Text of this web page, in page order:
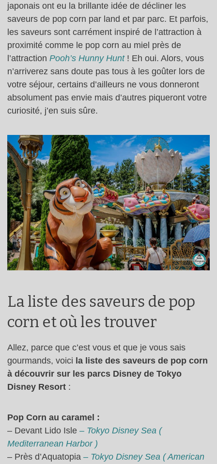
japonais ont eu la brillante idée de décliner les
saveurs de pop corn par land et par parc. Et parfois,
les saveurs sont carrément inspiré de l’attraction à
proximité comme le pop corn au miel près de
l’attraction Pooh’s Hunny Hunt! Eh oui. Alors, vous
n’arriverez sans doute pas tous à les goûter lors de
votre séjour, certains d’ailleurs ne vous donneront
absolument pas envie mais d’autres piqueront votre
curiosité, j’en suis sûre.
La liste des saveurs de pop
corn et où les trouver
Allez, parce que c’est vous et que je vous sais
gourmands, voici la liste des saveurs de pop corn
à découvrir sur les parcs Disney de Tokyo
Disney Resort :
Pop Corn au caramel :
– Devant Lido Isle – Tokyo Disney Sea (
Mediterranean Harbor )
– Près d’Aquatopia – Tokyo Disney Sea ( American